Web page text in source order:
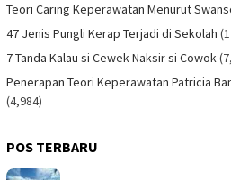
Teori Caring Keperawatan Menurut
47 Jenis Pungli Kerap Terjadi di Sekolah
7 Tanda Kalau si Cewek Naksir si Cowok
Penerapan Teori Keperawatan Patricia
(4,984)
POS TERBARU